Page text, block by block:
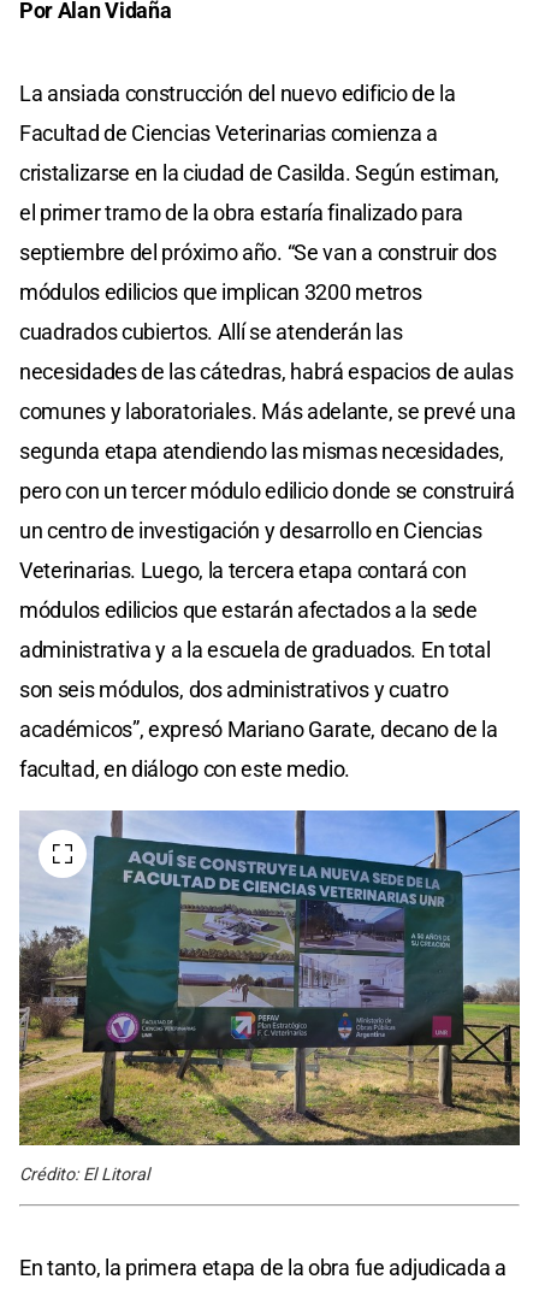
Por Alan Vidaña
La ansiada construcción del nuevo edificio de la
Facultad de Ciencias Veterinarias comienza a
cristalizarse en la ciudad de Casilda. Según estiman,
el primer tramo de la obra estaría finalizado para
septiembre del próximo año. “Se van a construir dos
módulos edilicios que implican 3200 metros
cuadrados cubiertos. Allí se atenderán las
necesidades de las cátedras, habrá espacios de aulas
comunes y laboratoriales. Más adelante, se prevé una
segunda etapa atendiendo las mismas necesidades,
pero con un tercer módulo edilicio donde se construirá
un centro de investigación y desarrollo en Ciencias
Veterinarias. Luego, la tercera etapa contará con
módulos edilicios que estarán afectados a la sede
administrativa y a la escuela de graduados. En total
son seis módulos, dos administrativos y cuatro
académicos”, expresó Mariano Garate, decano de la
facultad, en diálogo con este medio.
Crédito: El Litoral
En tanto, la primera etapa de la obra fue adjudicada a